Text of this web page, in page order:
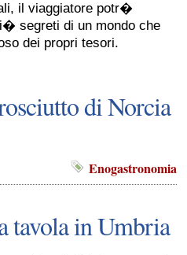
il viaggiatore potr�
segreti di un mondo che
dei propri tesori.
di Norcia
Enogastronomia
tavola in Umbria